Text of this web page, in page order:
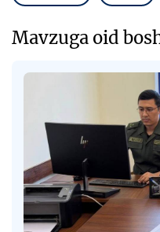
Mavzuga oid